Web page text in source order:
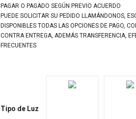
PAGAR O PAGADO SEGÚN PREVIO ACUERDO
PUEDE SOLICITAR SU PEDIDO LLAMÁNDONOS,
DISPONIBLES TODAS LAS OPCIONES DE PAGO,
CONTRA ENTREGA, ADEMÁS TRANSFERENCIA,
FRECUENTES
Tipo de Luz